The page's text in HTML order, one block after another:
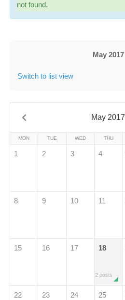
not found.
May 2017
Switch to list view
May 2017
MON TUE WED THU
1 2 3 4
8 9 10 11
15 16 17 18
2 posts
22 23 24 25